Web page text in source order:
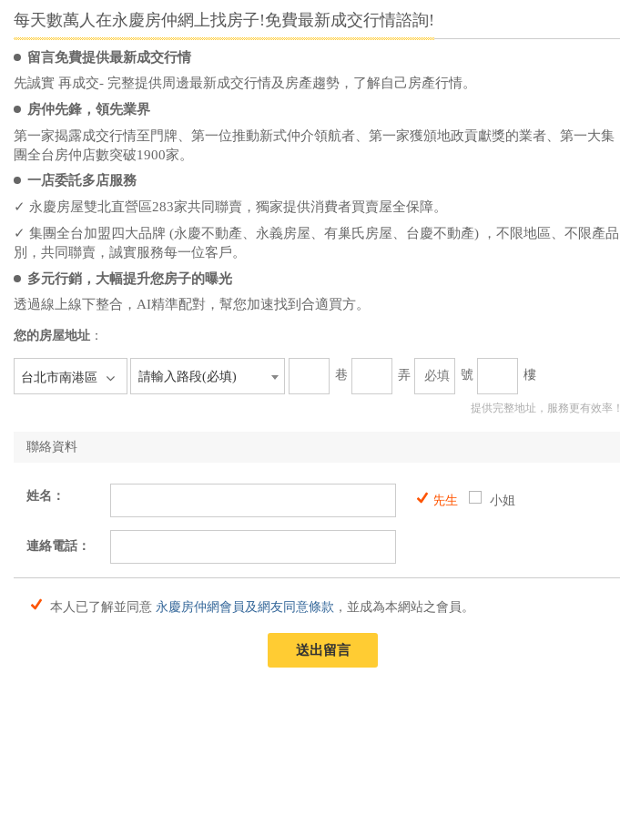
每天數萬人在永慶房仲網上找房子!免費最新成交行情諮詢!
留言免費提供最新成交行情
先誠實 再成交- 完整提供周邊最新成交行情及房產趨勢，了解自己房產行情。
房仲先鋒，領先業界
第一家揭露成交行情至門牌、第一位推動新式仲介領航者、第一家獲頒地政貢獻獎的業者、第一大集
團全台房仲店數突破1900家。
一店委託多店服務
✓ 永慶房屋雙北直營區283家共同聯賣，獨家提供消費者買賣屋全保障。
✓ 集團全台加盟四大品牌 (永慶不動產、永義房屋、有巢氏房屋、台慶不動產) ，不限地區、不限產品
別，共同聯賣，誠實服務每一位客戶。
多元行銷，大幅提升您房子的曝光
透過線上線下整合，AI精準配對，幫您加速找到合適買方。
您的房屋地址 ：
台北市南港區 請輸入路段(必填) 巷 弄 號 樓
提供完整地址，服務更有效率！
聯絡資料
姓名： 先生 小姐
連絡電話：
本人已了解並同意 永慶房仲網會員及網友同意條款 ，並成為本網站之會員。